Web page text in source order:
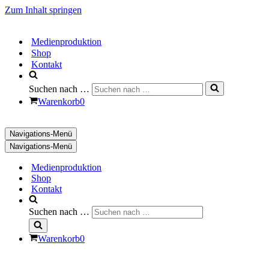
Zum Inhalt springen
Medienproduktion
Shop
Kontakt
Suchen nach …
Warenkorb0
Navigations-Menü
Navigations-Menü
Medienproduktion
Shop
Kontakt
Suchen nach …
Warenkorb0